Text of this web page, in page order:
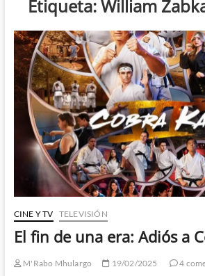
Etiqueta:William
CINE Y TV TELEVISIÓN
El fin de una era: Adiós a
M'Rabo Mhulargo 19/02/2025
4